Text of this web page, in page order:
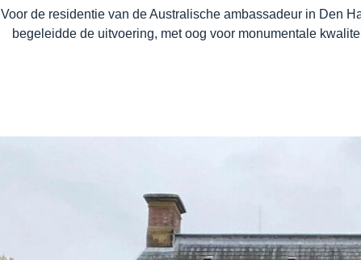
Voor de residentie van de Australische ambassadeur in Den
begeleidde de uitvoering, met oog voor monumentale